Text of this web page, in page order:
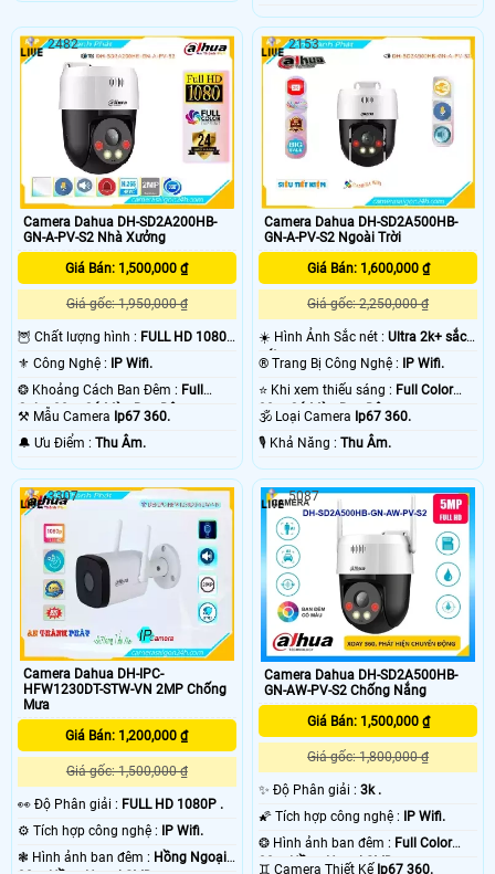
Camera Dahua DH-SD2A200HB-
GN-A-PV-S2 Nhà Xưởng
Giá Bán: 1,500,000 ₫
Giá gốc: 1,950,000 ₫
🦉 Chất lượng hình : FULL HD 1080P
⚜️ Công Nghệ : IP Wifi.
❂ Khoảng Cách Ban Đêm : Full
Color 30m Có Màu Ban Đêm.
⚒ Mẫu Camera Ip67 360.
️🔔 Ưu Điểm : Thu Âm.
2482
Camera Dahua DH-SD2A500HB-
GN-A-PV-S2 Ngoài Trời
Giá Bán: 1,600,000 ₫
Giá gốc: 2,250,000 ₫
☀️ Hình Ảnh Sắc nét :Ultra 2k+ sắc
nét .
®️ Trang Bị Công Nghệ : IP Wifi.
⭐ Khi xem thiếu sáng : Full Color
30m Có Màu Ban Đêm.
🕉️ Loại Camera Ip67 360.
️🎙 Khả Năng :Thu Âm.
2153
Camera Dahua DH-IPC-
HFW1230DT-STW-VN 2MP Chống
Mưa
Giá Bán: 1,200,000 ₫
Giá gốc: 1,500,000 ₫
️👀 Độ Phân giải : FULL HD 1080P .
⚙ Tích hợp công nghệ :
IP Wifi.
❃ Hình ảnh ban đêm : Hồng Ngoại
3307
Camera Dahua DH-SD2A500HB-
GN-AW-PV-S2 Chống Nắng
Giá Bán: 1,500,000 ₫
Giá gốc: 1,800,000 ₫
✨ Độ Phân giải :3k .
🌠 Tích hợp công nghệ :
IP Wifi.
❂ Hình ảnh ban đêm : Full Color
30m Hồng Ngoại SMD.
♊ Camera Thiết Kế Ip67 360.
5087